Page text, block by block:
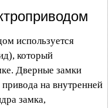
используется
который
Дверные замки
на внутренней
замка,